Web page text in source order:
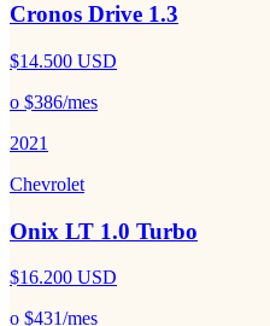
Cronos Drive 1.3
$14.500 USD
o $386/mes
2021
Chevrolet
Onix LT 1.0 Turbo
$16.200 USD
o $431/mes